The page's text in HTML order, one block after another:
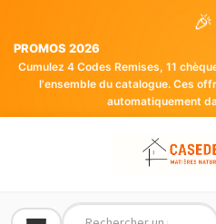
🎉
PROMOS 2026
Cumulez 4 Codes Remises, 11
l'ensemble du catalogue. Ces
automatiquement